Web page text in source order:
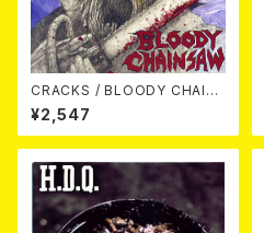
CRACKS / BLOODY CHAIN
SAW (CD)
¥2,547